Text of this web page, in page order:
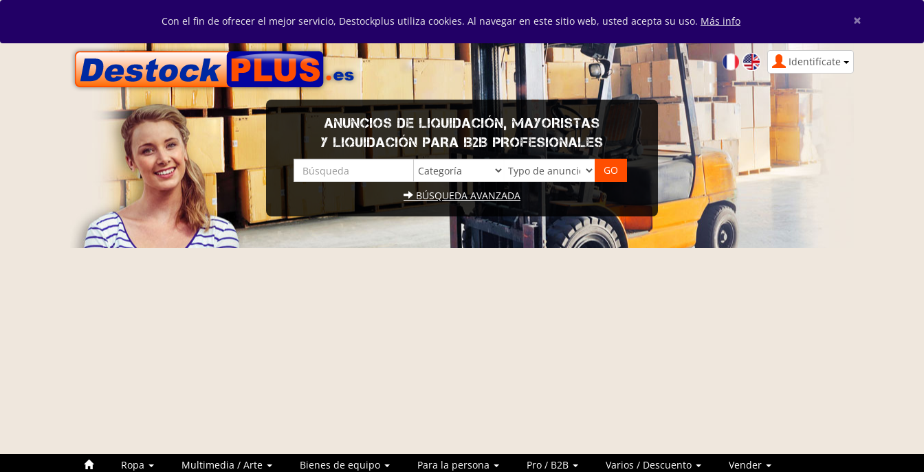
Con el fin de ofrecer el mejor servicio, Destockplus utiliza cookies. Al navegar en este sitio web, usted acepta su uso. Más info ×
Identifícate
ANUNCIOS DE LIQUIDACIÓN, MAYORISTAS
Y LIQUIDACIÓN PARA B2B PROFESIONALES
BÚSQUEDA AVANZADA
Ropa Multimedia / Arte Bienes de equipo Para la persona Pro / B2B Varios / Descuento Vender